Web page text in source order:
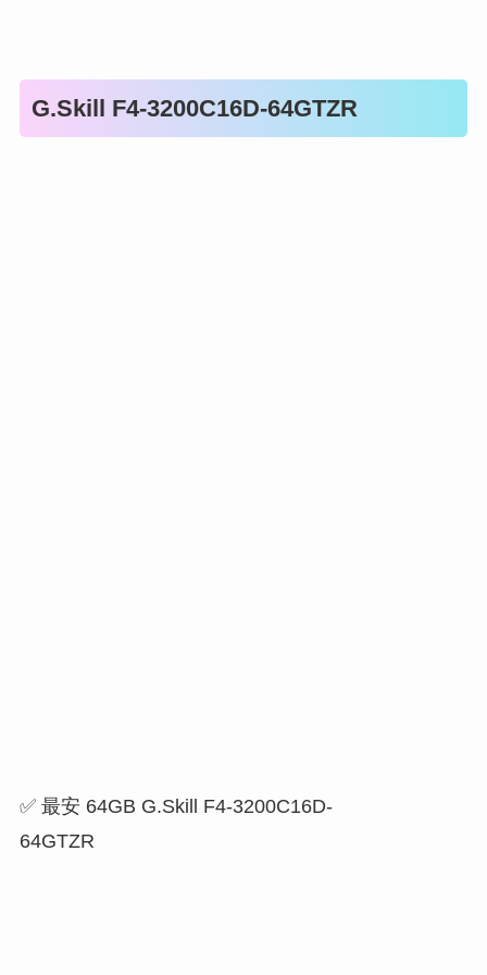
G.Skill F4-3200C16D-64GTZR
✅ 最安 64GB G.Skill F4-3200C16D-
64GTZR